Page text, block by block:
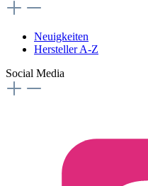
Neuigkeiten
Hersteller A-Z
Social Media